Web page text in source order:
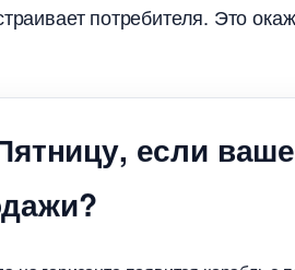
потребителя. Это
если